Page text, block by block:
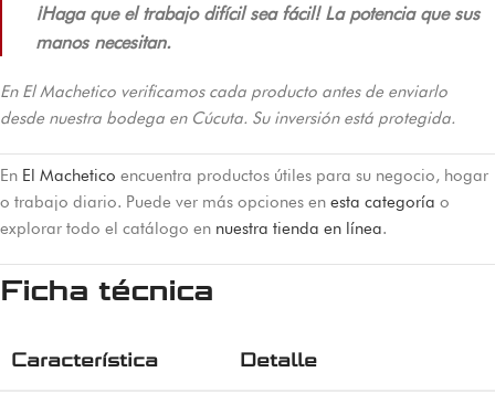
¡Haga que el trabajo difícil sea fácil! La potencia que sus
manos necesitan.
En El Machetico verificamos cada producto antes de enviarlo
desde nuestra bodega en Cúcuta. Su inversión está protegida.
En El Machetico encuentra productos útiles para su negocio, hogar
o trabajo diario. Puede ver más opciones en esta categoría o
explorar todo el catálogo en nuestra tienda en línea.
Ficha técnica
Característica Detalle